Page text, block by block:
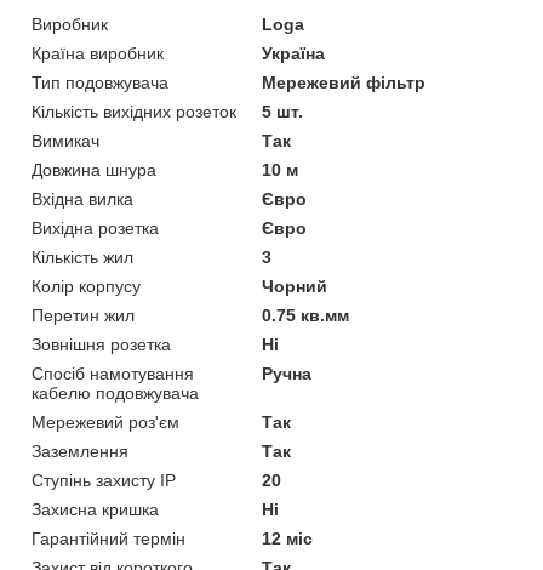
Виробник
Loga
Країна виробник
Україна
Тип подовжувача
Мережевий фільтр
Кількість вихідних розеток
5 шт.
Вимикач
Так
Довжина шнура
10 м
Вхідна вилка
Євро
Вихідна розетка
Євро
Кількість жил
3
Колір корпусу
Чорний
Перетин жил
0.75 кв.мм
Зовнішня розетка
Ні
Спосіб намотування
кабелю подовжувача
Ручна
Мережевий роз'єм
Так
Заземлення
Так
Ступінь захисту IP
20
Захисна кришка
Ні
Гарантійний термін
12 міс